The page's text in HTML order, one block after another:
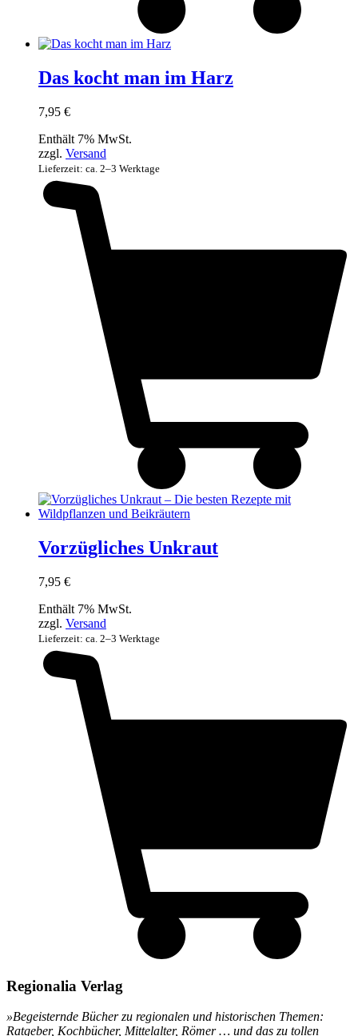
Das kocht man im Harz
7,95 €
Enthält 7% MwSt.
zzgl. Versand
Lieferzeit: ca. 2–3 Werktage
Vorzügliches Unkraut
7,95 €
Enthält 7% MwSt.
zzgl. Versand
Lieferzeit: ca. 2–3 Werktage
Regionalia Verlag
»Begeisternde Bücher zu regionalen und historischen Themen:
Ratgeber, Kochbücher, Mittelalter, Römer … und das zu tollen